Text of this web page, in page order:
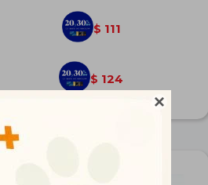

$ 111
$ 124